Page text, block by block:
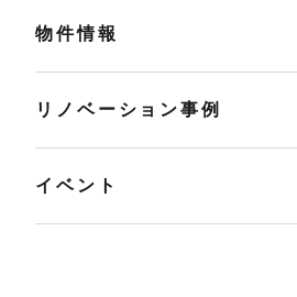
物件情報
リノベーション事例
イベント